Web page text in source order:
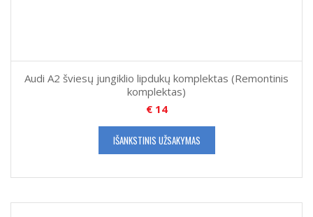
Audi A2 šviesų jungiklio lipdukų komplektas (Remontinis
komplektas)
€14
IŠANKSTINIS UŽSAKYMAS